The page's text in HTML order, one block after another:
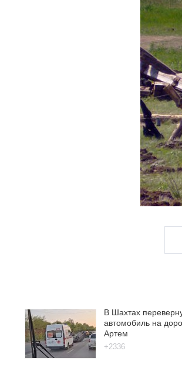
В Шахтах
автомобиль на
Артем
+2336